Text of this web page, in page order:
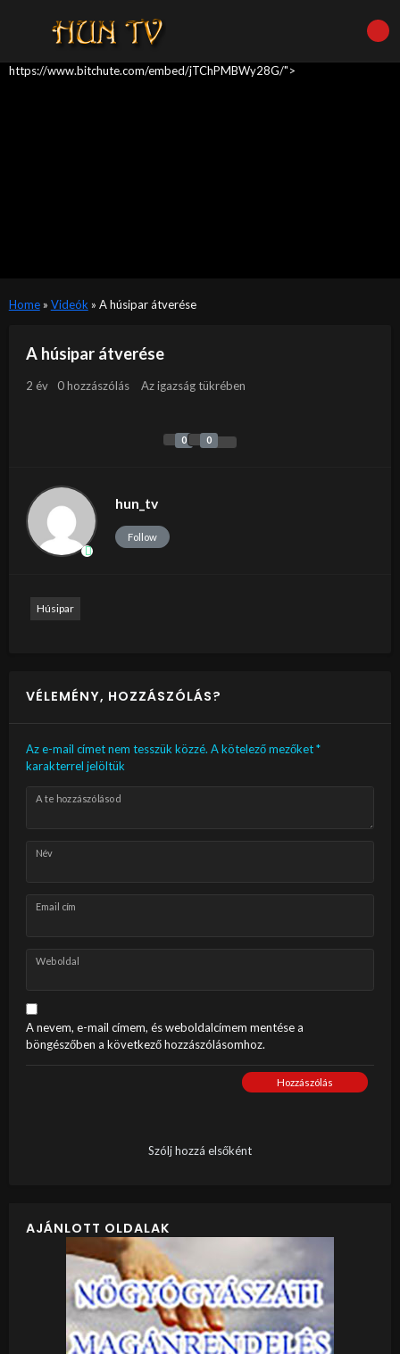
https://www.bitchute.com/embed/jTChPMBWy28G/">
Home» Videók » A húsipar átverése
A húsipar átverése
2 év 0 hozzászólás Az igazság tükrében
0 0
hun_tv
Follow
Húsipar
VÉLEMÉNY, HOZZÁSZÓLÁS?
Az e-mail címet nem tesszük közzé. A kötelező mezőket*
karakterrel jelöltük
A te hozzászólásod
Név
Email cím
Weboldal
A nevem, e-mail címem, és weboldalcímem mentése a
böngészőben a következő hozzászólásomhoz.
Hozzászólás
Szólj hozzá elsőként
AJÁNLOTT OLDALAK